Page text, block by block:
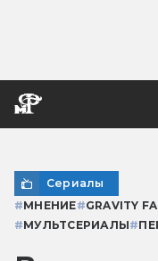
Сериалы
#МНЕНИЕ#GRAVITY
#МУЛЬТСЕРИАЛЫ#